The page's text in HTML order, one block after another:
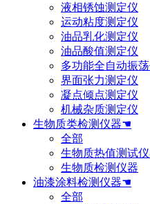
液相锈蚀测定仪
运动粘度测定仪
油品乳化测定仪
油品酸值测定仪
多功能全自动振
界面张力测定仪
凝点倾点测定仪
机械杂质测定仪
生物质类检测仪器☚
全部
生物质热值测试
生物质检测仪器
油漆涂料检测仪器☚
全部